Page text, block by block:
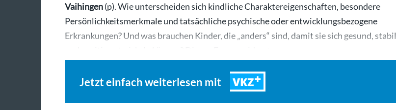
Vaihingen(p). Wie unterscheiden sich kindliche Charaktereigenschaften, besondere
Persönlichkeitsmerkmale und tatsächliche psychische oder entwicklungsbezogene
Erkrankungen? Und was brauchen Kinder, die „anders“ sind, damit sie sich gesund, stabil
Jetzt einfach weiterlesen mit VKZ